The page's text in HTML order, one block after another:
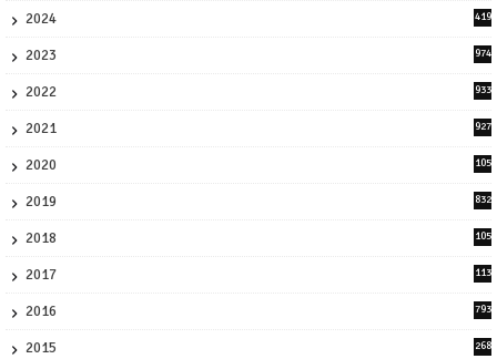
2024
419
2023
974
2022
933
2021
927
2020
105
2019
832
2018
105
2017
113
2016
793
2015
268